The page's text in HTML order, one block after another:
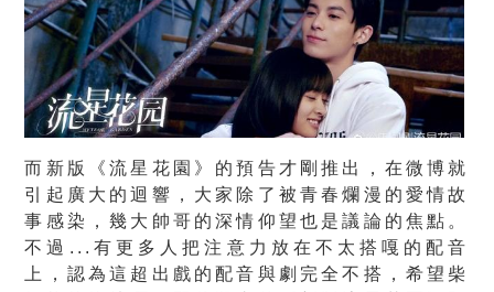
而新版《流星花園》的預告才剛推出，在微博就
引起廣大的迴響，大家除了被青春爛漫的愛情故
事感染，幾大帥哥的深情仰望也是議論的焦點。
不過...有更多人把注意力放在不太搭嘎的配音
上，認為這超出戲的配音與劇完全不搭，希望柴